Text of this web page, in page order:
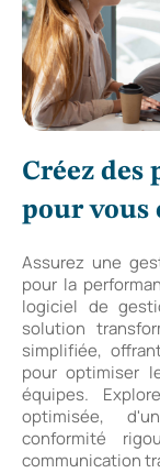
Créez des
pour vous
Assurez une
pour la
logiciel de
solution
simplifiée,
pour optimiser
équipes.
optimisée,
conformité
communication